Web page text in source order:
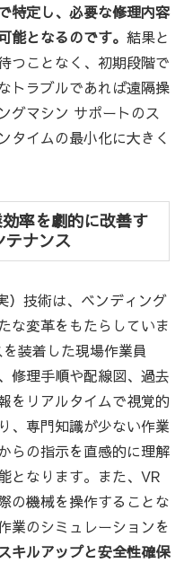
特定し、必要な修理内容
能となるのです。 結果と
つことなく、初期段階で
トラブルであれば遠隔操
グマシン サポートのス
タイムの最小化に大きく
率を劇的に改善す
テナンス
）技術は、ベンディング
な変革をもたらしていま
装着した現場作業員
修理手順や配線図、過去
をリアルタイムで視覚的
、専門知識が少ない作業
らの指示を直感的に理解
となります。また、VR
の機械を操作することな
業のシミュレーションを
キルアップと安全性確保